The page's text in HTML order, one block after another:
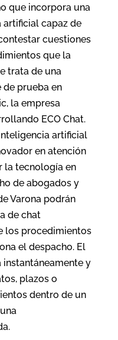
que incorpora una
artificial capaz de
cuestiones
que la
trata de una
de prueba en
la empresa
ECO Chat.
artificial
en atención
la tecnología en
de abogados y
Varona podrán
de chat
los procedimientos
el despacho. El
y
plazos o
dentro de un